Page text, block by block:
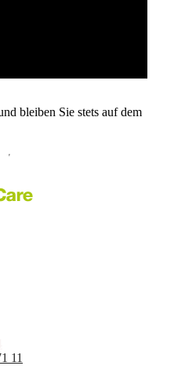
bleiben Sie stets auf dem
11